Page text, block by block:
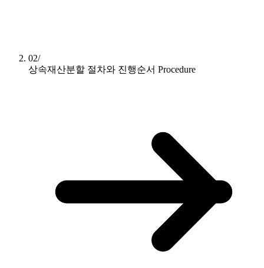
02/
상속재산분할 절차와 진행순서 Procedure